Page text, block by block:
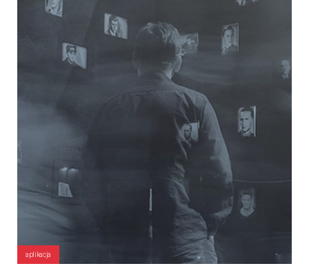
aplikacja